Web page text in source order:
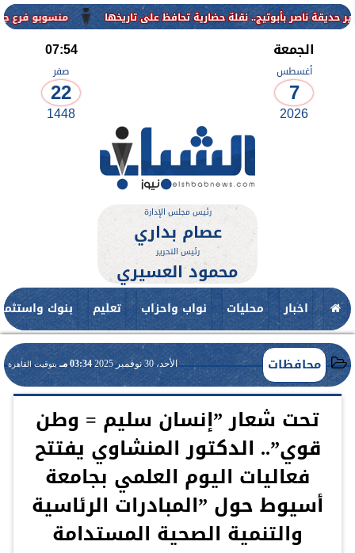
منسوبو فرع جامعة الأزهر
الجمعة
أغسطس
7
2026
07:54
صفر
22
1448
رئيس مجلس الإدارة
عصام بداري
رئيس التحرير
محمود العسيري
اخبار محليات نواب واحزاب تعليم بنوك
محافظات الأحد، 30 نوفمبر 2025 03:34 مـ بتوقيت القاهرة
تحت شعار ”إنسان سليم = وطن
قوي”.. الدكتور المنشاوي يفتتح
فعاليات اليوم العلمي بجامعة
أسيوط حول ”المبادرات الرئاسية
والتنمية الصحية المستدامة